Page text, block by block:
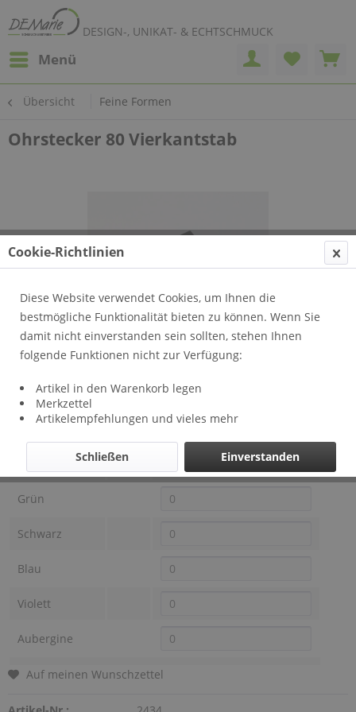
DESIGN-, UNIKAT- & ECHTSCHMUCK
Menü
Übersicht Feine Formen
Ohrstecker 80 Vierkantstab
Farbe DEMarie
Grün
Schwarz
Blau
Violett
Aubergine
Auf meinen Wunschzettel
Cookie-Richtlinien
Diese Website verwendet Cookies, um Ihnen die
bestmögliche Funktionalität bieten zu können. Wenn Sie
damit nicht einverstanden sein sollten, stehen Ihnen
folgende Funktionen nicht zur Verfügung:
Artikel in den Warenkorb legen
Merkzettel
Artikelempfehlungen und vieles mehr
Einverstanden
Schließen